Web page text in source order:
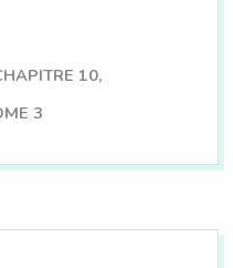
10,
3